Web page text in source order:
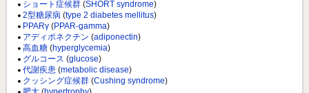
ショート症候群 (SHORT syndrome)
2型糖尿病 (type 2 diabetes mellitus)
PPARγ (PPAR-gamma)
アディポネクチン (adiponectin)
高血糖 (hyperglycemia)
グルコース (glucose)
代謝疾患 (metabolic disease)
クッシング症候群 (Cushing syndrome)